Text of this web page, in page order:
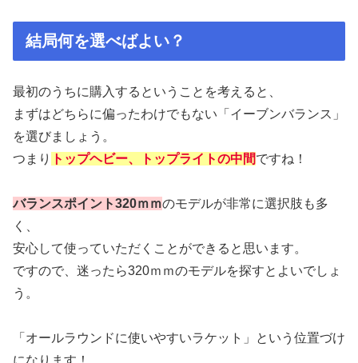
結局何を選べばよい？
最初のうちに購入するということを考えると、
まずはどちらに偏ったわけでもない「イーブンバランス」
を選びましょう。
つまり
トップヘビー、トップライトの中間ですね！
バランスポイント320ｍｍのモデルが非常に選択肢も多
く、
安心して使っていただくことができると思います。
ですので、迷ったら320ｍｍのモデルを探すとよいでしょ
う。
「オールラウンドに使いやすいラケット」という位置づけ
になります！